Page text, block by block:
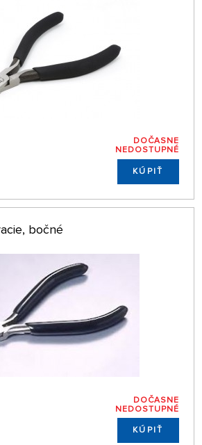
DOČASNE
NEDOSTUPNÉ
KÚPIŤ
bočné
DOČASNE
NEDOSTUPNÉ
KÚPIŤ